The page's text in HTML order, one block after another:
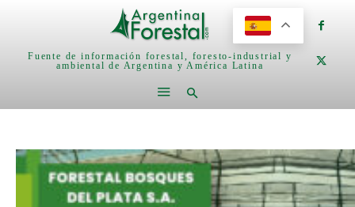
Fuente de información forestal, foresto-industrial y
ambiental de Argentina y América Latina